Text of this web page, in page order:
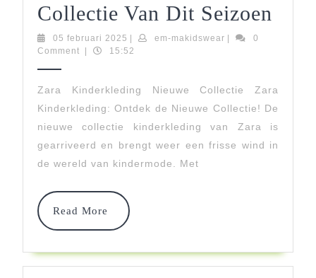
Collectie Van Dit Seizoen
Zara
05 februari 2025 05
februari
| em-makidswearem-
|
0
Comment
| 15:52
Zara Kinderkleding Nieuwe Collectie Zara
Kinderkleding: Ontdek de Nieuwe Collectie! De
nieuwe collectie kinderkleding van Zara is
gearriveerd en brengt weer een frisse wind in
de wereld van kindermode. Met
Read More
Read
More